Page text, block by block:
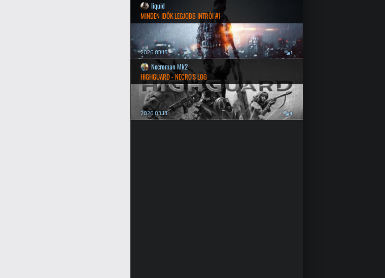
liquid
MINDEN IDŐK LEGJOBB INTRÓI #1
2026.03.15. 1
Necroman Mk2
HIGHGUARD - NECRO'S LOG
2026.03.13. 4